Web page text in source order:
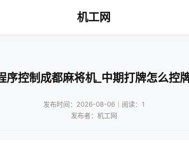
机工网
序控制成都麻将机_中期打牌怎么控
发布时间：2026-08-06｜阅读：1
发布者：机工网